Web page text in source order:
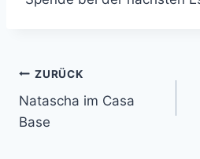
ZURÜCK
Natascha im Casa
Base